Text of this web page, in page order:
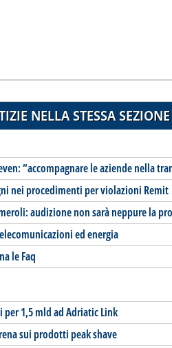
NELLA STESSA SEZIONE
“accompagnare le aziende nella
nei procedimenti per violazioni Remit
audizione non sarà neppure la
ed energia
le Faq
1,5 mld ad Adriatic Link
sui prodotti peak shave